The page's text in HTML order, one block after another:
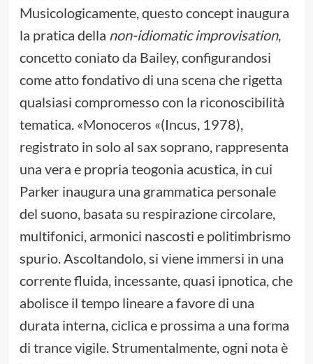
Musicologicamente, questo concept inaugura
la pratica della non-idiomatic improvisation,
concetto coniato da Bailey, configurandosi
come atto fondativo di una scena che rigetta
qualsiasi compromesso con la riconoscibilità
tematica. «Monoceros «(Incus, 1978),
registrato in solo al sax soprano, rappresenta
una vera e propria teogonia acustica, in cui
Parker inaugura una grammatica personale
del suono, basata su respirazione circolare,
multifonici, armonici nascosti e politimbrismo
spurio. Ascoltandolo, si viene immersi in una
corrente fluida, incessante, quasi ipnotica, che
abolisce il tempo lineare a favore di una
durata interna, ciclica e prossima a una forma
di trance vigile. Strumentalmente, ogni nota è